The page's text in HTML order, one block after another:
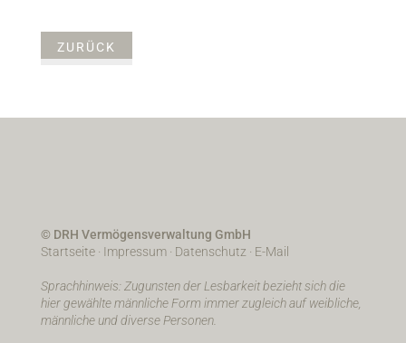
ZURÜCK
© DRH Vermögensverwaltung GmbH
Startseite· Impressum· Datenschutz · E-Mail
Sprachhinweis: Zugunsten der Lesbarkeit bezieht sich die
hier gewählte männliche Form immer zugleich auf weibliche,
männliche und diverse Personen.